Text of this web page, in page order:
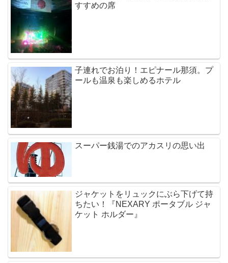
すすめの席
子連れでお泊り！エピナール那須。プ
ールも温泉も楽しめるホテル
スーパー銭湯でのアカスリの思い出
ジャケットをリュックにぶら下げて持
ちたい！『NEXARY ポータブル ジャ
ケット ホルダー』